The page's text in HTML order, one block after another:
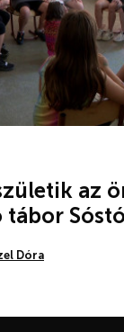
az
tábor
Dóra